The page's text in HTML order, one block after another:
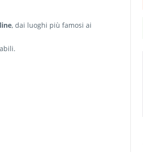
, dai luoghi più famosi ai